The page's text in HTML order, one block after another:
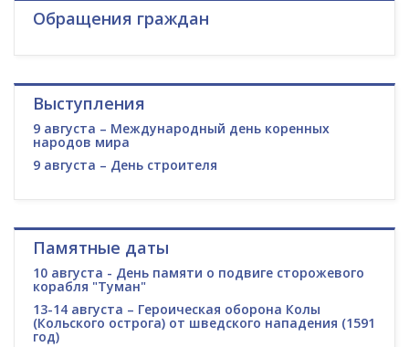
Обращения граждан
Выступления
9 августа – Международный день коренных
народов мира
9 августа – День строителя
Памятные даты
10 августа - День памяти о подвиге сторожевого
корабля "Туман"
13-14 августа – Героическая оборона Колы
(Кольского острога) от шведского нападения (1591
год)